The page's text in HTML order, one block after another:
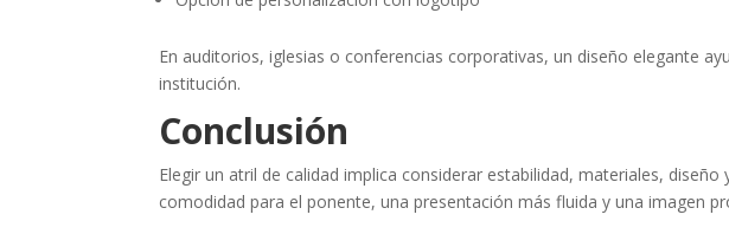
En auditorios, iglesias o conferencias corporativas, un diseño elegante
institución.
Conclusión
Elegir un atril de calidad implica considerar estabilidad, materiales,
comodidad para el ponente, una presentación más fluida y una imagen